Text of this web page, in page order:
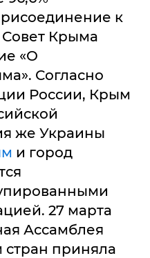
к
Крыма
«О
Согласно
России, Крым
же Украины
и город
27 марта
Ассамблея
приняла